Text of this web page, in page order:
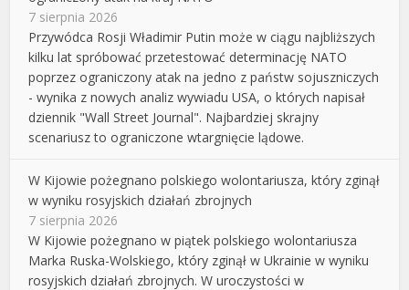
7 sierpnia 2026
Przywódca Rosji Władimir Putin może w ciągu najbliższych
kilku lat spróbować przetestować determinację NATO
poprzez ograniczony atak na jedno z państw sojuszniczych
- wynika z nowych analiz wywiadu USA, o których napisał
dziennik "Wall Street Journal". Najbardziej skrajny
scenariusz to ograniczone wtargnięcie lądowe.
W Kijowie pożegnano polskiego wolontariusza, który zginął
w wyniku rosyjskich działań zbrojnych
7 sierpnia 2026
W Kijowie pożegnano w piątek polskiego wolontariusza
Marka Ruska-Wolskiego, który zginął w Ukrainie w wyniku
rosyjskich działań zbrojnych. W uroczystości w